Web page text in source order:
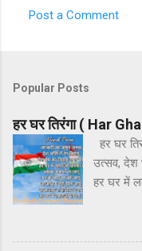
Post a Comment
Popular Posts
हर घर तिरंगा ( Har
हर घर
उत्सव, देश
हर घर में
दंगा। हर
अभिनंदन,